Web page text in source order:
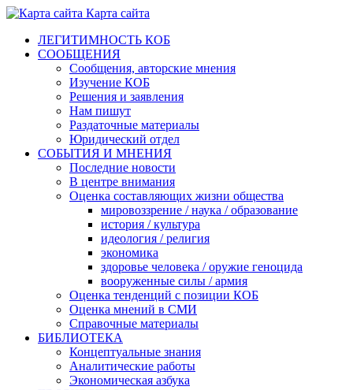
Карта сайта
ЛЕГИТИМНОСТЬ КОБ
СООБЩЕНИЯ
Сообщения, авторские мнения
Изучение КОБ
Решения и заявления
Нам пишут
Раздаточные материалы
Юридический отдел
СОБЫТИЯ И МНЕНИЯ
Последние новости
В центре внимания
Оценка составляющих жизни общества
мировоззрение / наука / образование
история / культура
идеология / религия
экономика
здоровье человека / оружие геноцида
вооруженные силы / армия
Оценка тенденций с позиции КОБ
Оценка мнений в СМИ
Справочные материалы
БИБЛИОТЕКА
Концептуальные знания
Аналитические работы
Экономическая азбука